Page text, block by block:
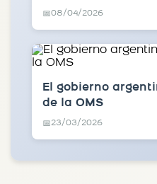
📅08/04/2026
El gobierno
de la OMS
📅23/03/2026